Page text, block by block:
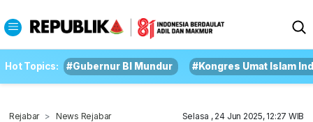
Hot Topics: #Gubernur BI Mundur #Kongres Umat Islam
Rejabar News Rejabar Selasa , 24 Jun 2025, 12:27 WIB